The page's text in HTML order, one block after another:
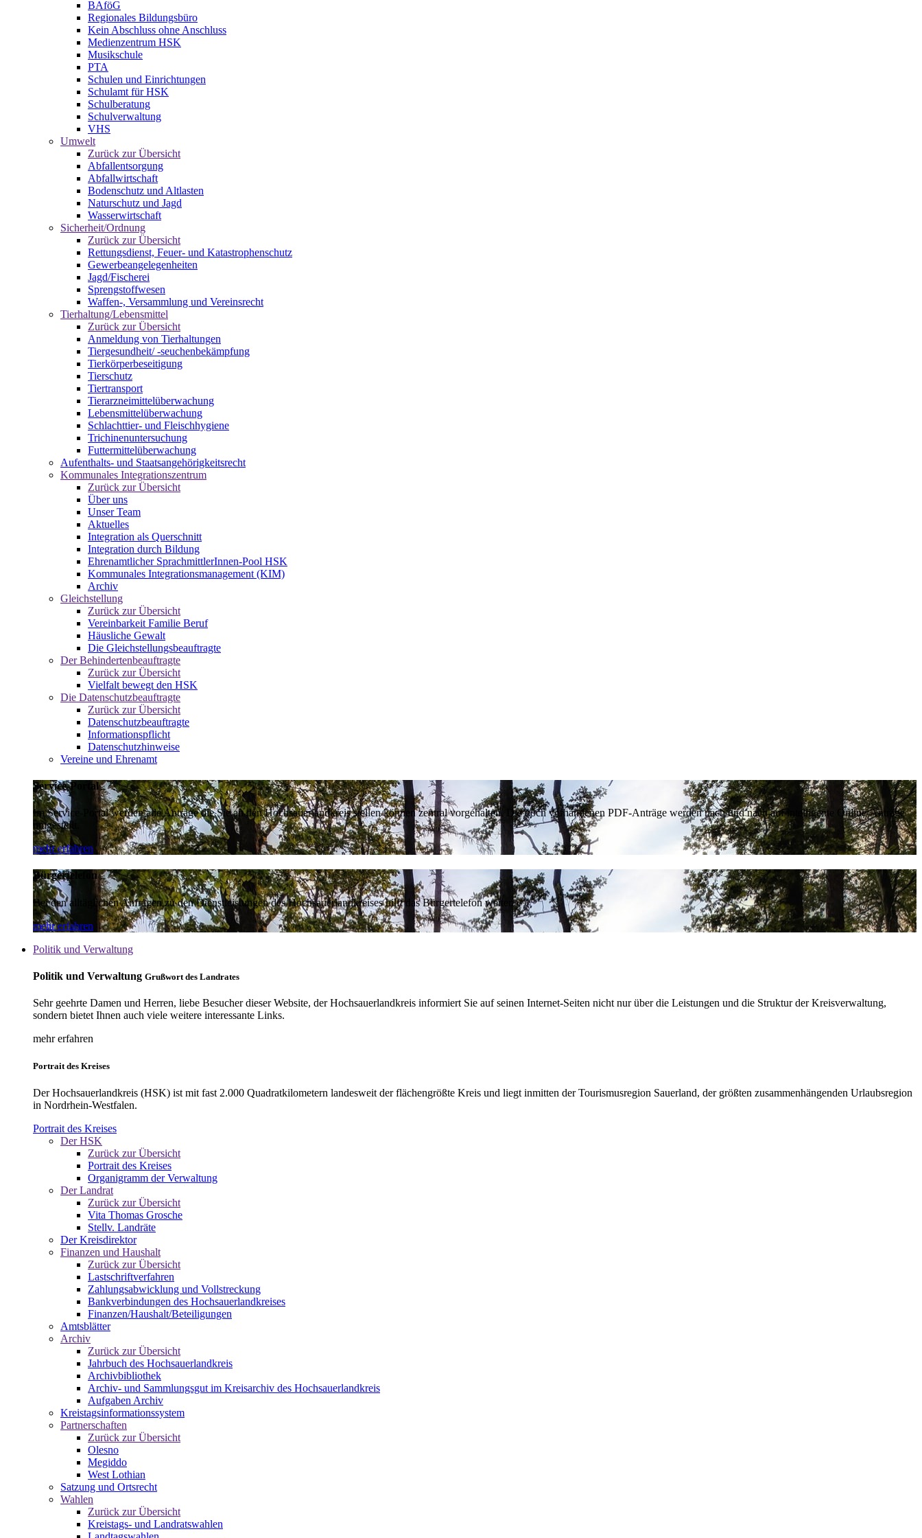
BAföG
Regionales Bildungsbüro
Kein Abschluss ohne Anschluss
Medienzentrum HSK
Musikschule
PTA
Schulen und Einrichtungen
Schulamt für HSK
Schulberatung
Schulverwaltung
VHS
Umwelt
Zurück zur Übersicht
Abfallentsorgung
Abfallwirtschaft
Bodenschutz und Altlasten
Naturschutz und Jagd
Wasserwirtschaft
Sicherheit/Ordnung
Zurück zur Übersicht
Rettungsdienst, Feuer- und Katastrophenschutz
Gewerbeangelegenheiten
Jagd/Fischerei
Sprengstoffwesen
Waffen-, Versammlung und Vereinsrecht
Tierhaltung/Lebensmittel
Zurück zur Übersicht
Anmeldung von Tierhaltungen
Tiergesundheit/ -seuchenbekämpfung
Tierkörperbeseitigung
Tierschutz
Tiertransport
Tierarzneimittelüberwachung
Lebensmittelüberwachung
Schlachttier- und Fleischhygiene
Trichinenuntersuchung
Futtermittelüberwachung
Aufenthalts- und Staatsangehörigkeitsrecht
Kommunales Integrationszentrum
Zurück zur Übersicht
Über uns
Unser Team
Aktuelles
Integration als Querschnitt
Integration durch Bildung
Ehrenamtlicher SprachmittlerInnen-Pool HSK
Kommunales Integrationsmanagement (KIM)
Archiv
Gleichstellung
Zurück zur Übersicht
Vereinbarkeit Familie Beruf
Häusliche Gewalt
Die Gleichstellungsbeauftragte
Der Behindertenbeauftragte
Zurück zur Übersicht
Vielfalt bewegt den HSK
Die Datenschutzbeauftragte
Zurück zur Übersicht
Datenschutzbeauftragte
Informationspflicht
Datenschutzhinweise
Vereine und Ehrenamt
Service-Portal
Im Service-Portal werden alle Anträge die Sie an den Hochsauerlandkreis stellen können zentral vorgehalten. Die noch vorhandenen PDF-Anträge werden nach und nach auf intelligente Online-Anträge
umgestellt.
mehr erfahren
Bürgertelefon
Bei den alltäglichen Anfragen zu den Dienstleistungen des Hochsauerlandkreises hilft das Bürgertelefon weiter.
mehr erfahren
Politik und Verwaltung
Politik und Verwaltung Grußwort des Landrates
Sehr geehrte Damen und Herren, liebe Besucher dieser Website, der Hochsauerlandkreis informiert Sie auf seinen Internet-Seiten nicht nur über die Leistungen und die Struktur der Kreisverwaltung,
sondern bietet Ihnen auch viele weitere interessante Links.
mehr erfahren
Portrait des Kreises
Der Hochsauerlandkreis (HSK) ist mit fast 2.000 Quadratkilometern landesweit der flächengrößte Kreis und liegt inmitten der Tourismusregion Sauerland, der größten zusammenhängenden Urlaubsregion
in Nordrhein-Westfalen.
Portrait des Kreises
Der HSK
Zurück zur Übersicht
Portrait des Kreises
Organigramm der Verwaltung
Der Landrat
Zurück zur Übersicht
Vita Thomas Grosche
Stellv. Landräte
Der Kreisdirektor
Finanzen und Haushalt
Zurück zur Übersicht
Lastschriftverfahren
Zahlungsabwicklung und Vollstreckung
Bankverbindungen des Hochsauerlandkreises
Finanzen/Haushalt/Beteiligungen
Amtsblätter
Archiv
Zurück zur Übersicht
Jahrbuch des Hochsauerlandkreis
Archivbibliothek
Archiv- und Sammlungsgut im Kreisarchiv des Hochsauerlandkreis
Aufgaben Archiv
Kreistagsinformationssystem
Partnerschaften
Zurück zur Übersicht
Olesno
Megiddo
West Lothian
Satzung und Ortsrecht
Wahlen
Zurück zur Übersicht
Kreistags- und Landratswahlen